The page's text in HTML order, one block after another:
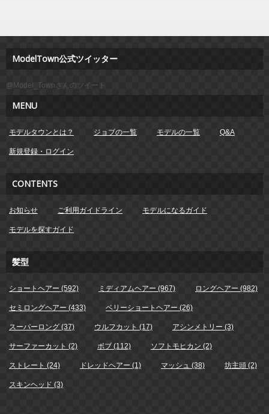
ModelTown公式ツイッター
@Model_Townさんのツイート
MENU
モデルタウンとは？ ジョブの一覧 モデルの一覧 Q&A
新規登録・ログイン
CONTENTS
お知らせ ご利用ガイドライン モデルになるガイド
モデルを探すガイド
髪型
ショートヘアー (592) ミディアムヘアー (967) ロングヘアー (982)
セミロングヘアー (433) ベリーショートヘアー (26)
スーパーロング (37) ウルフカット (17) アシンメトリー (3)
サーファーカット (2) ボブ (112) ソフトモヒカン (2)
ストレート (24) ドレッドヘアー (1) マッシュ (38) 坊主頭 (2)
スキンヘッド (3)